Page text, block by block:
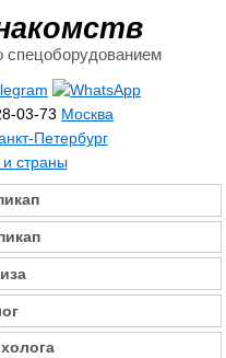
спецоборудованием
03-73 Москва
Петербург
и страны